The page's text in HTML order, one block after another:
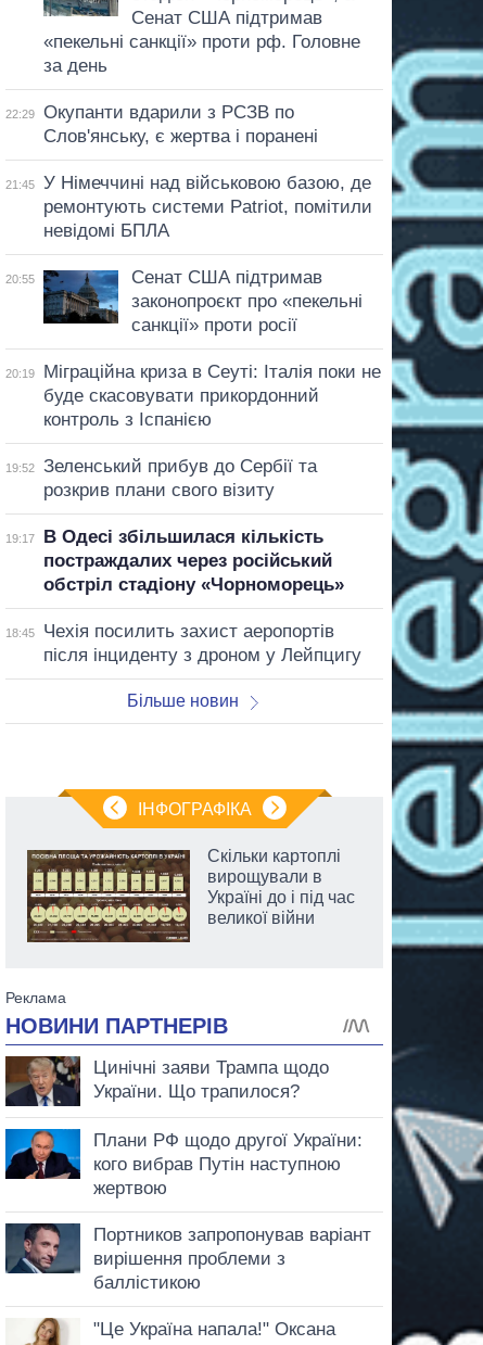
Сенат США підтримав
«пекельні санкції» проти рф. Головне
за день
22:29
Окупанти вдарили з РСЗВ по
Слов'янську, є жертва і поранені
21:45
У Німеччині над військовою базою, де
ремонтують системи Patriot, помітили
невідомі БПЛА
20:55
Сенат США підтримав
законопроєкт про «пекельні
санкції» проти росії
20:19
Міграційна криза в Сеуті: Італія поки не
буде скасовувати прикордонний
контроль з Іспанією
19:52
Зеленський прибув до Сербії та
розкрив плани свого візиту
19:17
В Одесі збільшилася кількість
постраждалих через російський
обстріл стадіону «Чорноморець»
18:45
Чехія посилить захист аеропортів
після інциденту з дроном у Лейпцигу
Більше новин
ІНФОГРАФІКА
Скільки картоплі
вирощували в
Україні до і під час
великої війни